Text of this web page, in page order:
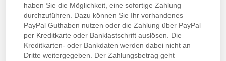
haben Sie die Möglichkeit, eine sofortige Zahlung
durchzuführen. Dazu können Sie Ihr vorhandenes
PayPal Guthaben nutzen oder die Zahlung über PayPal
per Kreditkarte oder Banklastschrift auslösen. Die
Kreditkarten- oder Bankdaten werden dabei nicht an
Dritte weitergegeben. Der Zahlungsbetrag geht